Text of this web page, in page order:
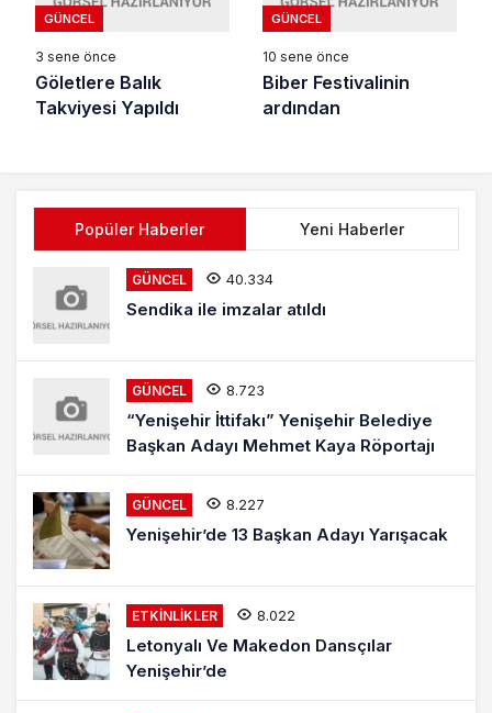
GÜNCEL
3 sene önce
Göletlere Balık
Takviyesi Yapıldı
GÜNCEL
10 sene önce
Biber Festivalinin
ardından
Popüler Haberler Yeni Haberler
GÜNCEL 40.334
Sendika ile imzalar atıldı
GÜNCEL 8.723
“Yenişehir İttifakı” Yenişehir Belediye
Başkan Adayı Mehmet Kaya Röportajı
GÜNCEL 8.227
Yenişehir’de 13 Başkan Adayı Yarışacak
ETKINLIKLER 8.022
Letonyalı Ve Makedon Dansçılar
Yenişehir’de